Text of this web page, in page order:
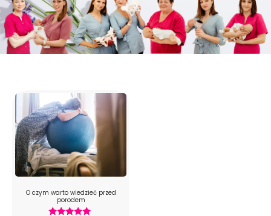
O czym warto wiedzieć przed
porodem